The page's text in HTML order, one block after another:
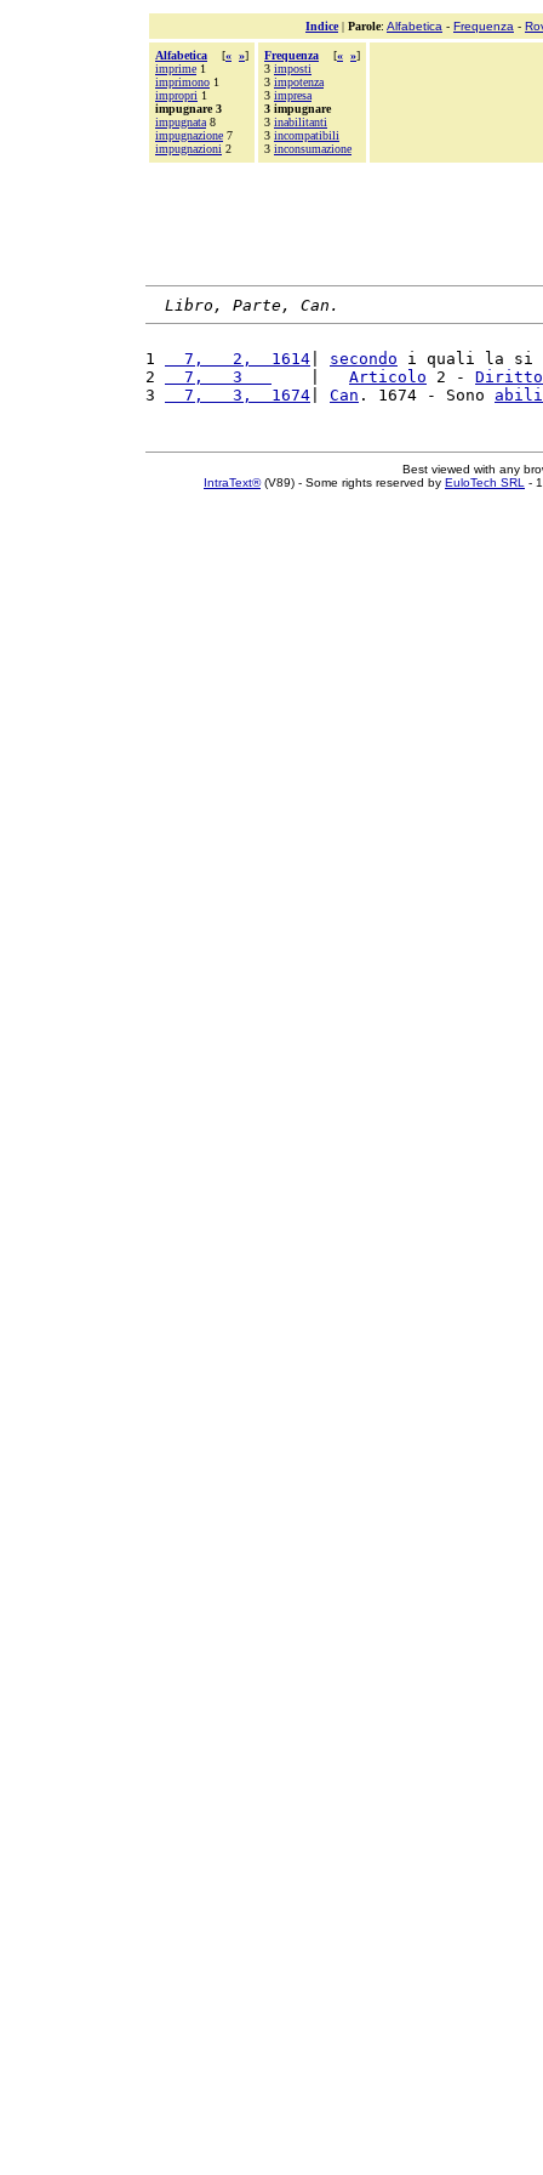
Indice| Parole: Alfabetica - Frequenza -
Alfabetica [« »]
imprime 1
imprimono 1
impropri 1
impugnare 3
impugnata 8
impugnazione 7
impugnazioni 2
Frequenza [« »]
3 imposti
3 impotenza
3 impresa
3 impugnare
3 inabilitanti
3 incompatibili
3 inconsumazione
Libro, Parte, Can.
1
  7,   2,  1614
secondo i quali la si
2
  7,   3
Articolo 2 - Diritto
3
  7,   3,  1674
Can . 1674 - Sono abili
Best viewed with any
IntraText®(V89) - Some rights reserved by EuloTech SRL -